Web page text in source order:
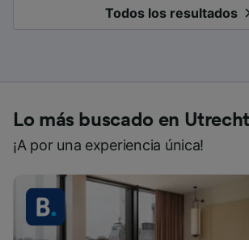
Todos los resultados
Lo más buscado en
¡A por una experiencia única!